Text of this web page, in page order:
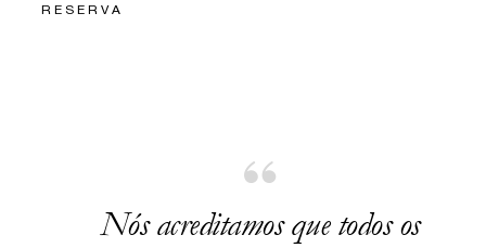
RESERVA
Nós acreditamos que todos os